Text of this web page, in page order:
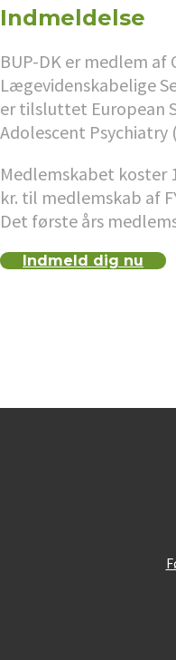
Indmeldelse
BUP-DK er medlem af
Lægevidenskabelige
er tilsluttet European
Adolescent Psychiatry
Medlemskabet koster
kr. til medlemskab af
Det første års
Indmeld dig nu